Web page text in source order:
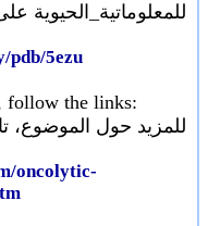
للمعلوماتية_الحيوية
pdb/5ezu
follow the links:
للمزيد حول الموضوع،
oncolytic-